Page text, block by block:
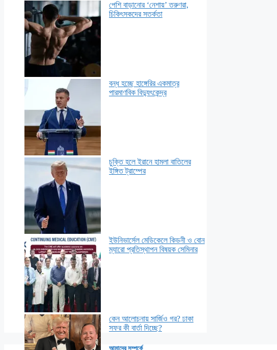
পেশি বাড়ানোর ‘নেশায়’ তরুণরা,
চিকিৎসকদের সতর্কতা
বন্ধ হচ্ছে হাঙ্গেরির একমাত্র
পারমাণবিক বিদ্যুৎকেন্দ্র
চুক্তি হলে ইরানে হামলা বাতিলের
ইঙ্গিত ট্রাম্পের
ইউনিভার্সেল মেডিকেলে কিডনী ও বোন
ম্যারো প্রতিস্থাপন বিষয়ক সেমিনার
কেন আলোচনায় সার্জিও গর? ঢাকা
সফর কী বার্তা দিচ্ছে?
আমাদের সম্পর্কে